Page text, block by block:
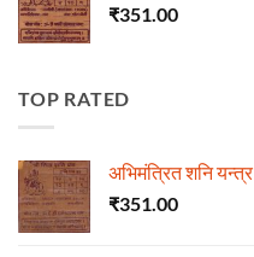
₹351.00
TOP RATED
अभिमंत्रित शनि यन्त्र
₹351.00